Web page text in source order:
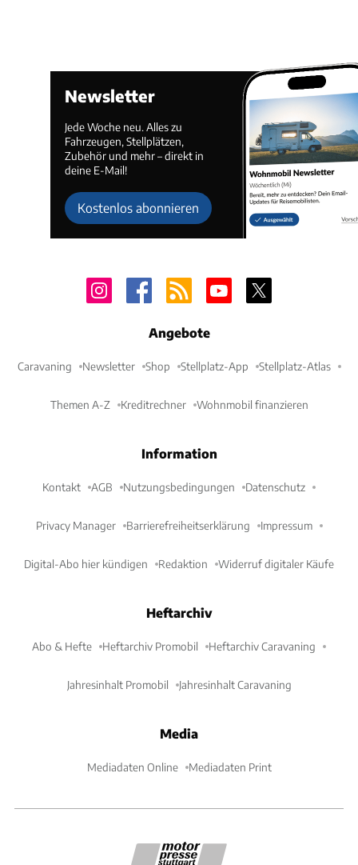
Newsletter
Jede Woche neu. Alles zu
Fahrzeugen, Stellplätzen,
Zubehör und mehr – direkt in
deine E-Mail!
Kostenlos abonnieren
Angebote
Caravaning Newsletter Shop Stellplatz-App Stellplatz-Atlas
Themen A-Z Kreditrechner Wohnmobil finanzieren
Information
Kontakt AGB Nutzungsbedingungen Datenschutz
Privacy Manager Barrierefreiheitserklärung Impressum
Digital-Abo hier kündigen Redaktion Widerruf digitaler Käufe
Heftarchiv
Abo & Hefte Heftarchiv Promobil Heftarchiv Caravaning
Jahresinhalt Promobil Jahresinhalt Caravaning
Media
Mediadaten Online Mediadaten Print